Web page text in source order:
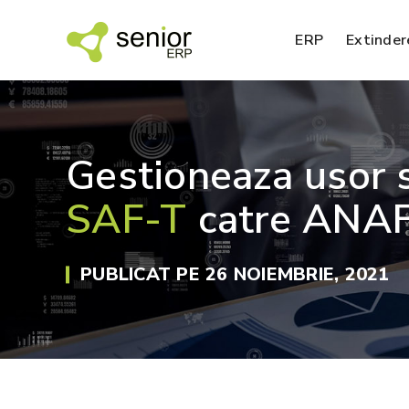
ERP
SFA – agenti de vanzari
EDI – Electronic Data Interchange
BI – analiza datelor
Gestioneaza usor
SAF-Tcatre
PUBLICAT PE 26 NOIEMBRIE, 2021